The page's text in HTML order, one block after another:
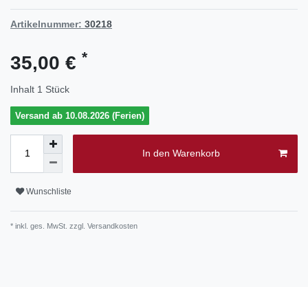
Artikelnummer: 30218
35,00 € *
Inhalt 1 Stück
Versand ab 10.08.2026 (Ferien)
In den Warenkorb
Wunschliste
* inkl. ges. MwSt. zzgl. Versandkosten